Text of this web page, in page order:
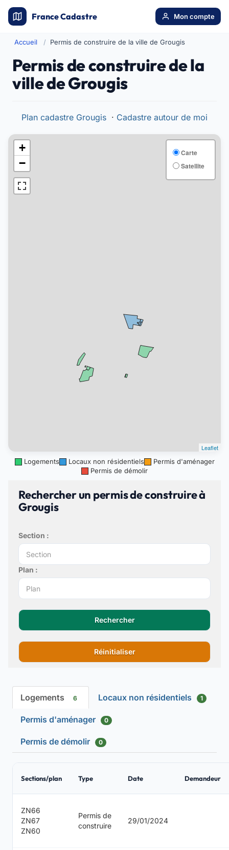
France Cadastre Mon compte
Accueil Permis de construire de la ville de Grougis
Permis de construire de la
ville de Grougis
Plan cadastre Grougis · Cadastre autour de moi
+
−
Carte
Satellite
Leaflet
Logements
Locaux non résidentiels
Permis d'aménager
Permis de démolir
Rechercher un permis de construire à
Grougis
Section :
Plan :
Rechercher
Réinitialiser
Logements 6 Locaux non résidentiels 1
Permis d'aménager 0
Permis de démolir 0
Sections/plan Type Date Demandeur
ZN66
ZN67
ZN60
Permis de
construire
29/01/2024